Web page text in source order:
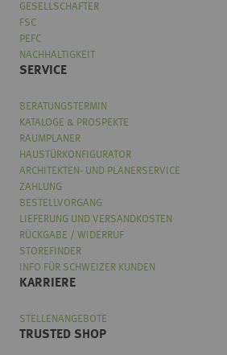
GESELLSCHAFTER
FSC
PEFC
NACHHALTIGKEIT
SERVICE
BERATUNGSTERMIN
KATALOGE & PROSPEKTE
RAUMPLANER
HAUSTÜRKONFIGURATOR
ARCHITEKTEN- UND PLANERSERVICE
ZAHLUNG
BESTELLVORGANG
LIEFERUNG UND VERSANDKOSTEN
RÜCKGABE / WIDERRUF
STOREFINDER
INFO FÜR SCHWEIZER KUNDEN
KARRIERE
STELLENANGEBOTE
TRUSTED SHOP